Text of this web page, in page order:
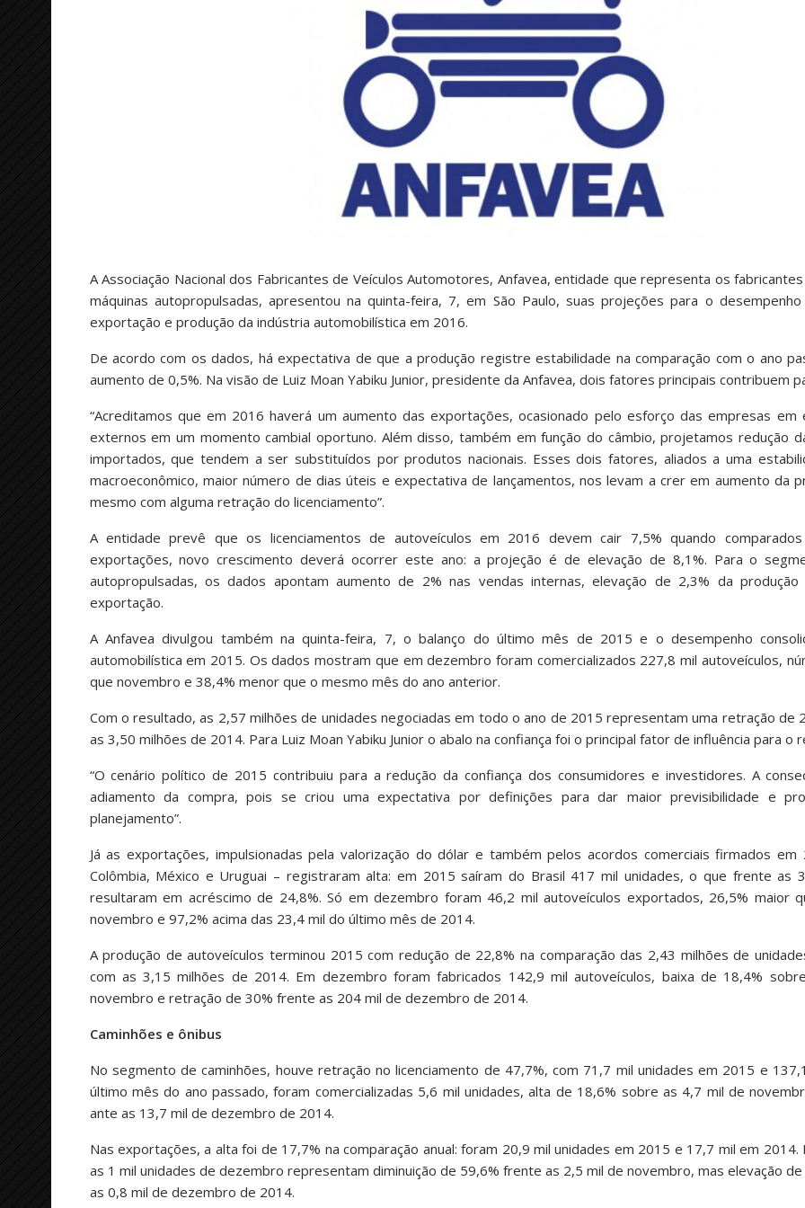
A Associação Nacional dos Fabricantes de Veículos Automotores, Anfavea, entidade que representa os
máquinas autopropulsadas, apresentou na quinta-feira, 7, em São Paulo, suas projeções para o
exportação e produção da indústria automobilística em 2016.
De acordo com os dados, há expectativa de que a produção registre estabilidade na comparação com o ano
aumento de 0,5%. Na visão de Luiz Moan Yabiku Junior, presidente da Anfavea, dois fatores principais contribuem
“Acreditamos que em 2016 haverá um aumento das exportações, ocasionado pelo esforço das empresas em
externos em um momento cambial oportuno. Além disso, também em função do câmbio, projetamos redução
importados, que tendem a ser substituídos por produtos nacionais. Esses dois fatores, aliados a uma
macroeconômico, maior número de dias úteis e expectativa de lançamentos, nos levam a crer em aumento da
mesmo com alguma retração do licenciamento”.
A entidade prevê que os licenciamentos de autoveículos em 2016 devem cair 7,5% quando
exportações, novo crescimento deverá ocorrer este ano: a projeção é de elevação de 8,1%. Para o
autopropulsadas, os dados apontam aumento de 2% nas vendas internas, elevação de 2,3% da
exportação.
A Anfavea divulgou também na quinta-feira, 7, o balanço do último mês de 2015 e o desempenho
automobilística em 2015. Os dados mostram que em dezembro foram comercializados 227,8 mil autoveículos,
que novembro e 38,4% menor que o mesmo mês do ano anterior.
Com o resultado, as 2,57 milhões de unidades negociadas em todo o ano de 2015 representam uma retração de
as 3,50 milhões de 2014. Para Luiz Moan Yabiku Junior o abalo na confiança foi o principal fator de influência para o
“O cenário político de 2015 contribuiu para a redução da confiança dos consumidores e investidores. A
adiamento da compra, pois se criou uma expectativa por definições para dar maior previsibilidade e
planejamento”.
Já as exportações, impulsionadas pela valorização do dólar e também pelos acordos comerciais firmados em
Colômbia, México e Uruguai – registraram alta: em 2015 saíram do Brasil 417 mil unidades, o que frente as
resultaram em acréscimo de 24,8%. Só em dezembro foram 46,2 mil autoveículos exportados, 26,5% maior
novembro e 97,2% acima das 23,4 mil do último mês de 2014.
A produção de autoveículos terminou 2015 com redução de 22,8% na comparação das 2,43 milhões de
com as 3,15 milhões de 2014. Em dezembro foram fabricados 142,9 mil autoveículos, baixa de 18,4%
novembro e retração de 30% frente as 204 mil de dezembro de 2014.
Caminhões e ônibus
No segmento de caminhões, houve retração no licenciamento de 47,7%, com 71,7 mil unidades em 2015 e
último mês do ano passado, foram comercializadas 5,6 mil unidades, alta de 18,6% sobre as 4,7 mil de
ante as 13,7 mil de dezembro de 2014.
Nas exportações, a alta foi de 17,7% na comparação anual: foram 20,9 mil unidades em 2015 e 17,7 mil em 2014.
as 1 mil unidades de dezembro representam diminuição de 59,6% frente as 2,5 mil de novembro, mas elevação
as 0,8 mil de dezembro de 2014.